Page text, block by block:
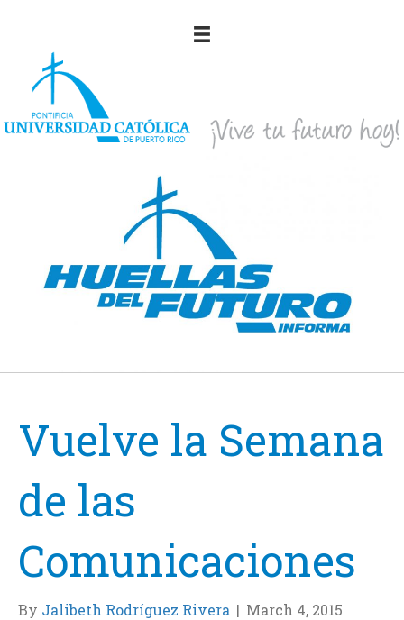
Vuelve la Semana
de las
Comunicaciones
By Jalibeth Rodríguez Rivera | March 4, 2015